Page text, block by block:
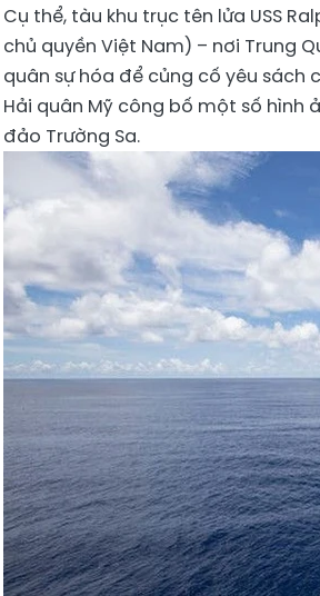
Cụ thể, tàu khu trục tên lửa USS
chủ quyền Việt Nam) – nơi Trung
quân sự hóa để củng cố yêu sách
Hải quân Mỹ công bố một số hình
đảo Trường Sa.